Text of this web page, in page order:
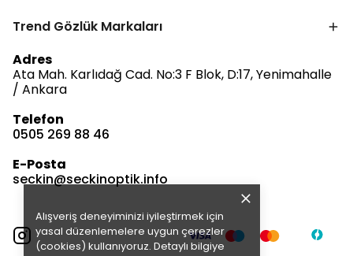
Alışveriş deneyiminizi iyileştirmek için
yasal düzenlemelere uygun çerezler
(cookies) kullanıyoruz. Detaylı bilgiye
Trend Gözlük Markaları
Adres
Ata Mah. Karlıdağ Cad. No:3 F Blok, D:17, Yenimahalle
/ Ankara
Telefon
0505 269 88 46
E-Posta
seckin@seckinoptik.info
Bize Ulaşın
E-posta Gönder